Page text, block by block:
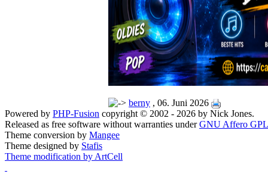
berny , 06. Juni 2026
Powered by PHP-Fusion copyright © 2002 - 2026 by Nick Jones.
Released as free software without warranties underGNU Affero GPL
Theme conversion by Mangee
Theme designed by Stafis
Theme modification by ArtCell